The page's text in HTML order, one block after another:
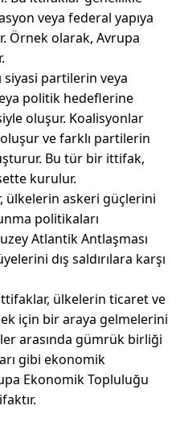
veya federal yapıya
Örnek olarak, Avrupa
siyasi partilerin veya
politik hedeflerine
oluşur. Koalisyonlar
ve farklı partilerin
Bu tür bir ittifak,
kurulur.
ülkelerin askeri güçlerini
politikaları
Atlantik Antlaşması
dış saldırılara karşı
ülkelerin ticaret ve
için bir araya gelmelerini
arasında gümrük birliği
gibi ekonomik
Ekonomik Topluluğu